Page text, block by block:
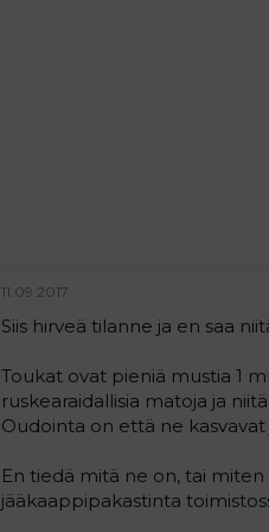
11.09.2017
Siis hirveä tilanne ja en saa
Toukat ovat pieniä mustia 1
ruskearaidallisia matoja ja
Oudointa on että ne
En tiedä mitä ne on, tai
jääkaappipakastinta